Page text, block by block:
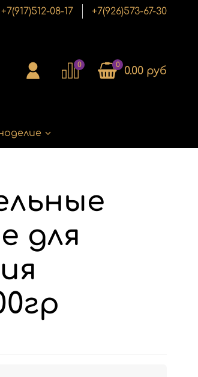
+7(917)512-08-17 +7(926)573-67-30
0 0 0.00 руб
для